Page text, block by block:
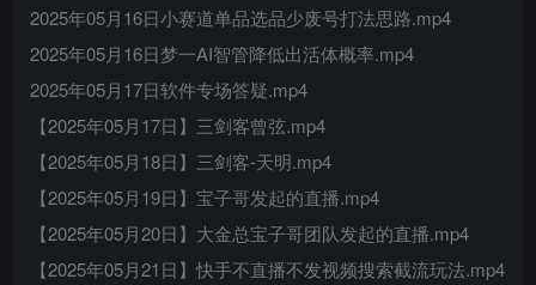
2025年05月16日小赛道单品选品少废号打法思路.mp4
2025年05月16日梦一AI智管降低出活体概率.mp4
2025年05月17日软件专场答疑.mp4
【2025年05月17日】三剑客曾弦.mp4
【2025年05月18日】三剑客-天明.mp4
【2025年05月19日】宝子哥发起的直播.mp4
【2025年05月20日】大金总宝子哥团队发起的直播.mp4
【2025年05月21日】快手不直播不发视频搜索截流玩法.mp4